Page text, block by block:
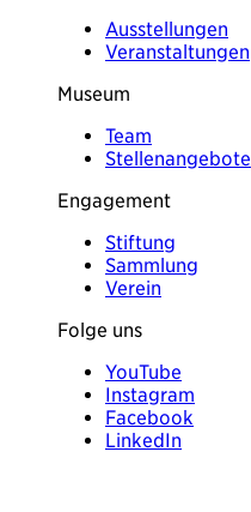
Ausstellungen
Veranstaltungen
Museum
Team
Stellenangebote
Engagement
Stiftung
Sammlung
Verein
Folge uns
YouTube
Instagram
Facebook
LinkedIn